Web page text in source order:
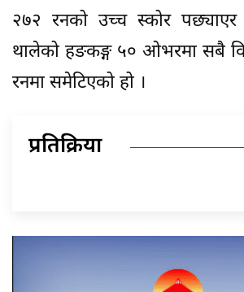
२७२ रनको उच्च स्कोर पछ्याएर
थालेको हङकङ्ग ५० ओभरमा सबै
रनमा समेटिएको हो ।
प्रतिक्रिया